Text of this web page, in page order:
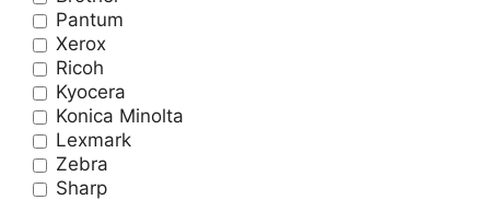
Pantum
Xerox
Ricoh
Kyocera
Konica Minolta
Lexmark
Zebra
Sharp